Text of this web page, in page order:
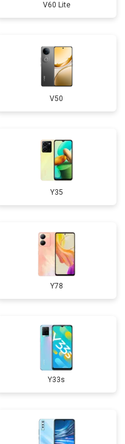
V60 Lite
V50
Y35
Y78
Y33s